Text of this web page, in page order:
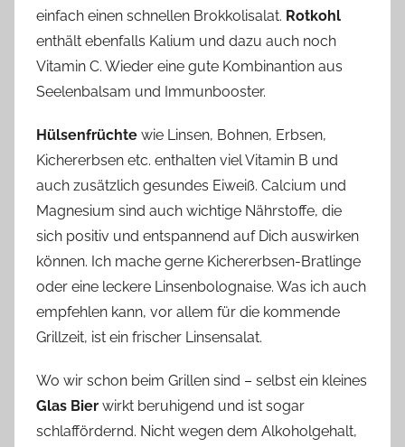
einfach einen schnellen Brokkolisalat. Rotkohl
enthält ebenfalls Kalium und dazu auch noch
Vitamin C. Wieder eine gute Kombinantion aus
Seelenbalsam und Immunbooster.
Hülsenfrüchte wie Linsen, Bohnen, Erbsen,
Kichererbsen etc. enthalten viel Vitamin B und
auch zusätzlich gesundes Eiweiß. Calcium und
Magnesium sind auch wichtige Nährstoffe, die
sich positiv und entspannend auf Dich auswirken
können. Ich mache gerne Kichererbsen-Bratlinge
oder eine leckere Linsenbolognaise. Was ich auch
empfehlen kann, vor allem für die kommende
Grillzeit, ist ein frischer Linsensalat.
Wo wir schon beim Grillen sind – selbst ein kleines
Glas Bier wirkt beruhigend und ist sogar
schlaffördernd. Nicht wegen dem Alkoholgehalt,